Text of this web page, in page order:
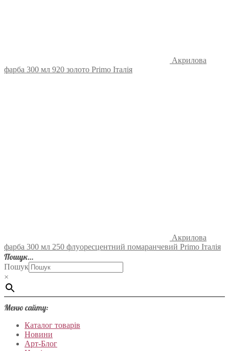
Акрилова
фарба 300 мл 920 золото Primo Італія
Акрилова
фарба 300 мл 250 флуоресцентний помаранчевий Primo Італія
Пошук…
Пошук
×
Меню сайту:
Каталог товарів
Новини
Арт-Блог